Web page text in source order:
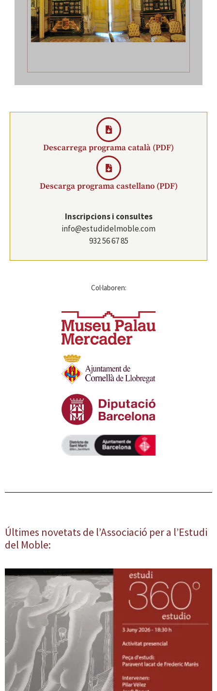
Descarrega programa català (PDF)
Descarga programa castellano (PDF)
Inscripcions i consultes
info@estudidelmoble.com
932 56 67 85
Col·laboren:
Últimes novetats de l’Associació per a l’Estudi
del Moble: